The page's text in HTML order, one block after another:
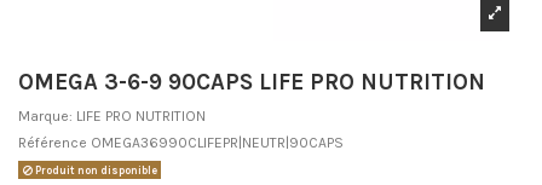
OMEGA 3-6-9 90CAPS LIFE PRO NUTRITION
Marque: LIFE PRO NUTRITION
Référence OMEGA36990CLIFEPR|NEUTR|90CAPS
Produit non disponible